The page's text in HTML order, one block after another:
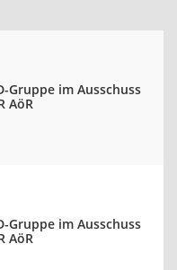
Gruppe im Ausschuss
AöR
Gruppe im Ausschuss
AöR